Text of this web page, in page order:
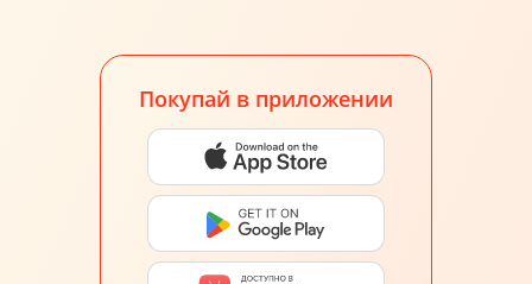
Покупай в приложении